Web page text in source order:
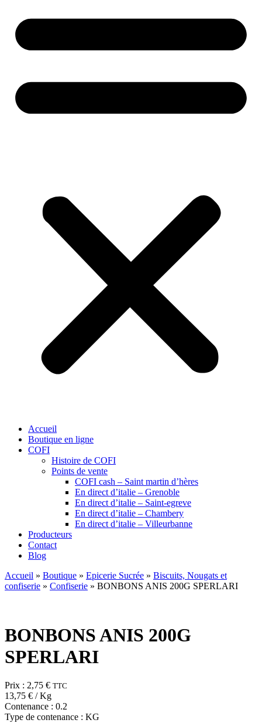
Accueil
Boutique en ligne
COFI
Histoire de COFI
Points de vente
COFI cash – Saint martin d’hères
En direct d’italie – Grenoble
En direct d’italie – Saint-egreve
En direct d’italie – Chambery
En direct d’italie – Villeurbanne
Producteurs
Contact
Blog
Accueil » Boutique » Epicerie Sucrée » Biscuits, Nougats et
confiserie » Confiserie » BONBONS ANIS 200G SPERLARI
BONBONS ANIS 200G
SPERLARI
Prix : 2,75 € TTC
13,75 € / Kg
Contenance : 0.2
Type de contenance : KG